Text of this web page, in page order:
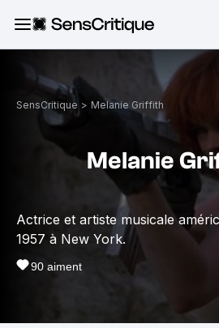
SensCritique > Melanie Griffith
Melanie
Actrice et artiste musicale
1957 à New York.
90 aiment